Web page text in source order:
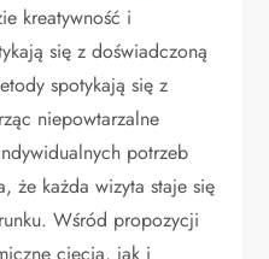
kreatywność i
się z doświadczoną
spotykają się z
niepowtarzalne
potrzeb
że każda wizyta staje się
Wśród propozycji